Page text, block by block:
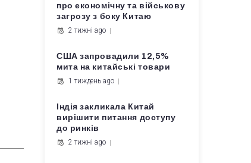
про економічну та військову
загрозу з боку Китаю
2 тижні ago
США запровадили 12,5%
мита на китайські товари
1 тиждень ago
Індія закликала Китай
вирішити питання доступу
до ринків
2 тижні ago